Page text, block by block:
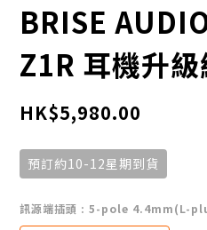
BRISE
Z1R 耳機升
HK$5,980.00
預訂約10-12星期到貨
訊源端插頭 : 5-pole 4.4mm(L-